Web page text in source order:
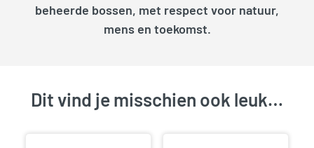
beheerde bossen, met respect voor natuur,
mens en toekomst.
Dit vind je misschien ook leuk…